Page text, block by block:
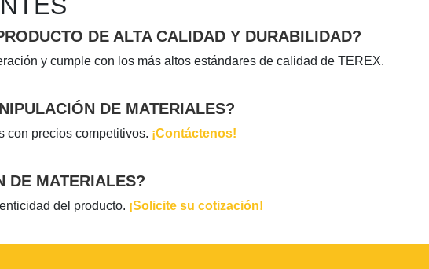
DE ALTA CALIDAD Y DURABILIDAD?
y cumple con los más altos estándares de calidad de TEREX.
DE MATERIALES?
con precios competitivos. ¡Contáctenos!
DE MATERIALES?
del producto. ¡Solicite su cotización!